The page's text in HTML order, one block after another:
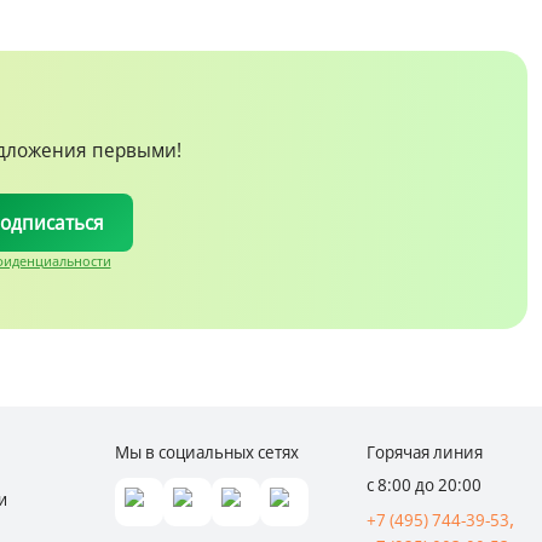
первыми!
Мы в социальных сетях
Горячая линия
с 8:00 до 20:00
+7 (495) 744-39-53